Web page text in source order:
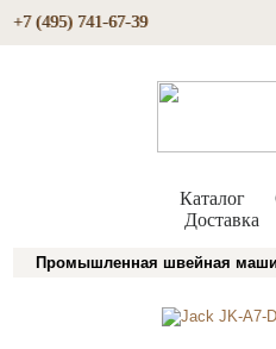
+7 (495) 741-67-39
Каталог
Доставка
Промышленная швейная